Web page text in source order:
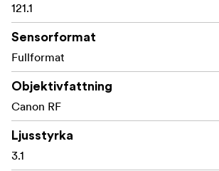
121.1
Sensorformat
Fullformat
Objektivfattning
Canon RF
Ljusstyrka
3.1